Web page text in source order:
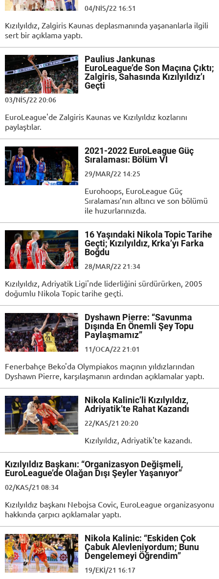
04/NIS/22 16:51
Kızılyıldız, Zalgiris Kaunas deplasmanında yaşananlarla ilgili
sert bir açıklama yaptı.
Paulius Jankunas
EuroLeague’de Son Maçına Çıktı;
Zalgiris, Sahasında Kızılyıldız’ı
Geçti
03/NIS/22 20:06
EuroLeague'de Zalgiris Kaunas ve Kızılyıldız kozlarını
paylaştılar.
2021-2022 EuroLeague Güç
Sıralaması: Bölüm VI
29/MAR/22 14:25
Eurohoops, EuroLeague Güç
Sıralaması’nın altıncı ve son bölümü
ile huzurlarınızda.
16 Yaşındaki Nikola Topic Tarihe
Geçti; Kızılyıldız, Krka’yı Farka
Boğdu
28/MAR/22 21:34
Kızılyıldız, Adriyatik Ligi'nde liderliğini sürdürürken, 2005
doğumlu Nikola Topic tarihe geçti.
Dyshawn Pierre: “Savunma
Dışında En Önemli Şey Topu
Paylaşmamız”
11/OCA/22 21:01
Fenerbahçe Beko'da Olympiakos maçının yıldızlarından
Dyshawn Pierre, karşılaşmanın ardından açıklamalar yaptı.
Nikola Kalinic’li Kızılyıldız,
Adriyatik’te Rahat Kazandı
22/KAS/21 20:20
Kızılyıldız, Adriyatik'te kazandı.
Kızılyıldız Başkanı: “Organizasyon Değişmeli,
EuroLeague’de Olağan Dışı Şeyler Yaşanıyor”
02/KAS/21 08:34
Kızılyıldız başkanı Nebojsa Covic, EuroLeague organizasyonu
hakkında çarpıcı açıklamalar yaptı.
Nikola Kalinic: “Eskiden Çok
Çabuk Alevleniyordum; Bunu
Dengelemeyi Öğrendim”
19/EKI/21 16:17